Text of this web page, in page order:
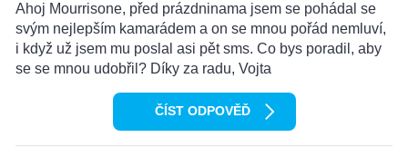
Ahoj Mourrisone, před prázdninama jsem se pohádal se
svým nejlepším kamarádem a on se mnou pořád nemluví,
i když už jsem mu poslal asi pět sms. Co bys poradil, aby
se se mnou udobřil? Díky za radu, Vojta
ČÍST ODPOVĚĎ